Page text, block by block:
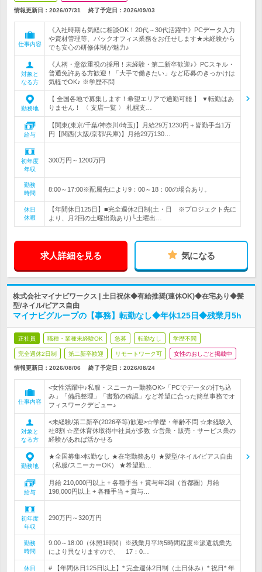
情報更新日：2026/07/31 終了予定日： 2026/09/03
仕事内容
《入社時期も気軽に相談OK！20代～30代活躍中》PCデータ入力
や資材管理等、バックオフィス業務をお任せします★未経験から
でも安心の研修体制が魅力♪
対象と
なる方
《人柄・意欲重視の採用！未経験・第二新卒歓迎♪》PCスキル・
普通免許ある方歓迎！「大手で働きたい」など応募のきっかけは
気軽でOK♪ ※学歴不問
勤務地
【 全国各地で募集します！希望エリアで通勤可能 】 ▼転勤はあ
りません！ 〈 支店一覧 〉 札幌支…
給与
【関東(東京/千葉/神奈川/埼玉)】月給29万1230円＋皆勤手当1万
円【関西(大阪/京都/兵庫)】月給29万130…
初年度
年収
300万円～1200万円
勤務
時間
8:00～17:00※配属先により9：00～18：00の場合あり。
休日
休暇
【年間休日125日】■完全週休2日制(土・日 ※プロジェクト先に
より、月2回の土曜出勤あり)└土曜出…
求人詳細を見る 気になる
株式会社マイナビワークス | 土日祝休◆有給推奨(連休OK)◆在宅あり◆髪
型/ネイル/ピアス自由
マイナビグループの【事務】転勤なし◆年休125日◆残業月5h
正社員 職種・業種未経験OK 急募 転勤なし 学歴不問
完全週休2日制 第二新卒歓迎 リモートワーク可 女性のおしごと掲載中
情報更新日：2026/08/06 終了予定日： 2026/08/24
仕事内容
<女性活躍中♪私服・スニーカー勤務OK>「PCでデータの打ち込
み」「備品整理」「書類の確認」など希望に合った簡単事務でオ
フィスワークデビュー♪
対象と
なる方
<未経験/第二新卒(2026卒等)歓迎>☆学歴・年齢不問 ☆未経験入
社8割 ☆産休育休取得中社員が多数 ☆営業・販売・サービス業の
経験があれば活かせる
勤務地
★全国募集×転勤なし ★在宅勤務あり ★髪型/ネイル/ピアス自由
（私服/スニーカーOK） ★希望勤…
給与
月給 210,000円以上 + 各種手当 + 賞与年2回（首都圏）月給
198,000円以上 + 各種手当 + 賞与…
初年度
年収
290万円～320万円
勤務
時間
9:00～18:00（休憩1時間）※残業月平均5時間程度※派遣就業先
により異なりますので、 17：0…
休日
# 【年間休日125日以上】* 完全週休2日制（土日休み）* 祝日* 年